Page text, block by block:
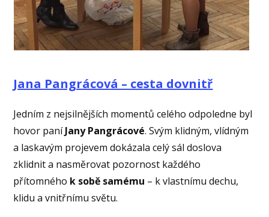
Jana Pangrácová – cesta dovnitř
Jedním z nejsilnějších momentů celého odpoledne byl
hovor paníJany Pangrácové. Svým klidným, vlídným
a laskavým projevem dokázala celý sál doslova
zklidnit a nasměrovat pozornost každého
přítomného k sobě samému – k vlastnímu dechu,
klidu a vnitřnímu světu.